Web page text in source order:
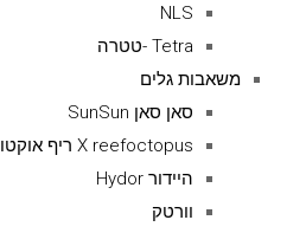
NLS
Tetra -טטרה
משאבות גלים
סאן סאן SunSun
X reefoctopus ריף אוקטופוס
היידור Hydor
וורטק